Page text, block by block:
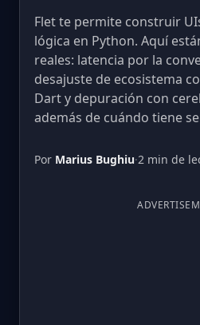
Flet te permite construir
lógica en Python. Aquí
reales: latencia por la
desajuste de ecosistema
Dart y depuración con
además de cuándo tiene
Por Marius Bughiu·2 min de